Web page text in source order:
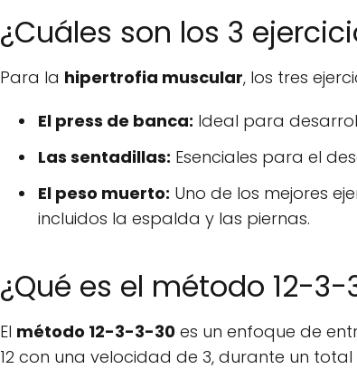
¿Cuáles son los 3
Para la hipertrofia muscular, los tres
El press de banca: Ideal para
Las sentadillas: Esenciales para el
El peso muerto: Uno de los mejores
incluidos la espalda y las piernas.
¿Qué es el método 12-3-
El método 12-3-3-30 es un enfoque de
12 con una velocidad de 3, durante un